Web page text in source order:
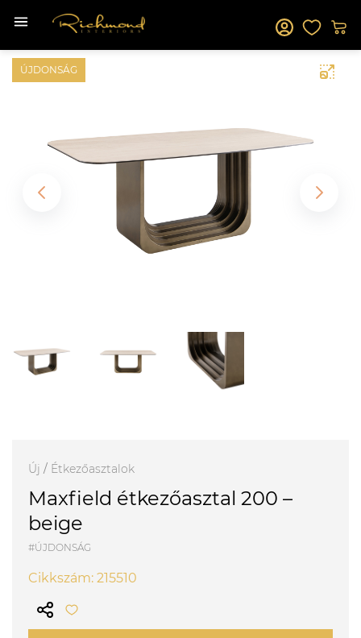
ÚJDONSÁG
Új / Étkezőasztalok
Maxfield étkezőasztal 200 –
beige
#ÚJDONSÁG
Cikkszám: 215510